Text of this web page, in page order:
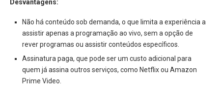
Desvantagens:
Não há conteúdo sob demanda, o que limita a experiência a
assistir apenas a programação ao vivo, sem a opção de
rever programas ou assistir conteúdos específicos.
Assinatura paga, que pode ser um custo adicional para
quem já assina outros serviços, como Netflix ou Amazon
Prime Video.